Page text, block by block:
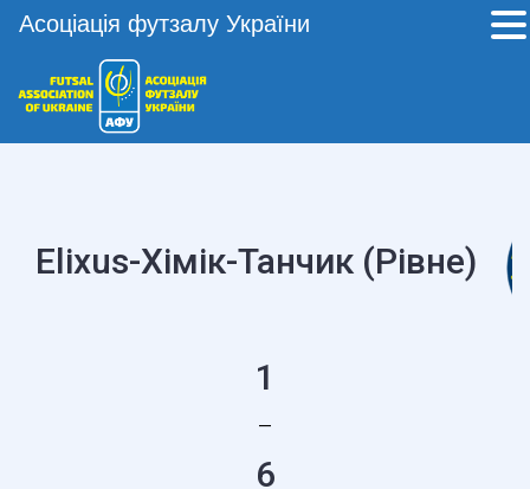
Elixus-Хімік-Танчик (Рівне)
1
—
6
Асоціація футзалу України